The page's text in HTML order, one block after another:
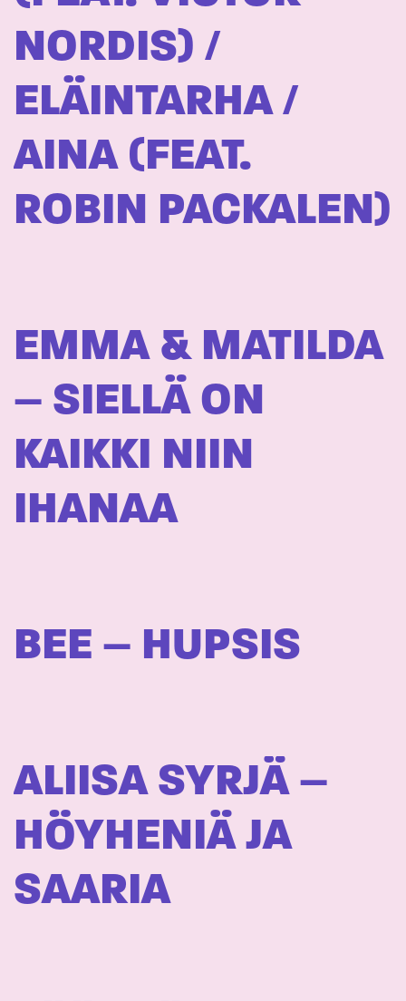
NORDIS) /
ELÄINTARHA /
AINA (FEAT.
ROBIN PACKALEN)
EMMA & MATILDA
– SIELLÄ ON
KAIKKI NIIN
IHANAA
BEE – HUPSIS
ALIISA SYRJÄ –
HÖYHENIÄ JA
SAARIA